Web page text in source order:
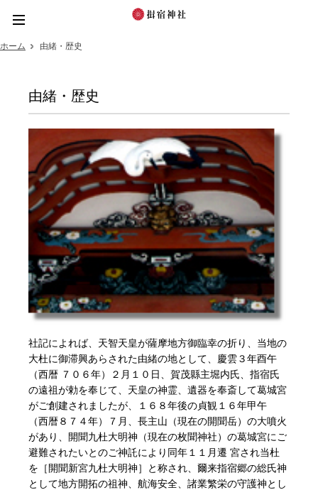
新着情報
境内紹介
行事祭典
お札・お守り
ご祈祷・ご祈願
遠方からのご依頼
アクセスマップ
厄歳祓い祈願
ホーム 由緒・歴史
由緒・歴史
社記によれば、天智天皇が薩摩地方御臨幸の折り、当地の
大杜に御滞興あらされた由緒の地として、慶雲３年酉午
（西暦 ７０６年）２月１０日、賀茂縣主堀内氏、指宿氏
の遠祖が勅を奉じて、天皇の神霊、遺器を奉斎して葛城宮
がご創建されましたが、１６８年後の貞観１６年甲午
（西暦８７４年）７月、長主山（現在の開聞岳）の大噴火
があり、開聞九杜大明神（現在の枚聞神社）の葛城宮にご
避難されたいとのご神託により同年１１月遷 宮され当杜
を［開聞新宮九杜大明神］と称され、爾来指宿郷の総氏神
として地方開拓の祖神、航海安全、諸業繁栄の守護神とし